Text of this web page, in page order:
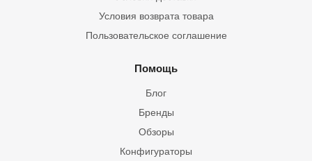
Условия возврата товара
Пользовательское соглашение
Помощь
Блог
Бренды
Обзоры
Конфигураторы